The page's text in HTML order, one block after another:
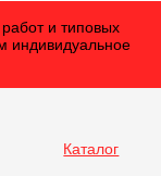
и типовых
индивидуальное
Каталог